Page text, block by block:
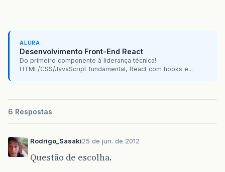
ALURA
Desenvolvimento Front-End React
Do primeiro componente à liderança técnica!
HTML/CSS/JavaScript fundamental, React com hooks e...
6 Respostas
Rodrigo_Sasaki25 de jun. de 2012
Questão de escolha.